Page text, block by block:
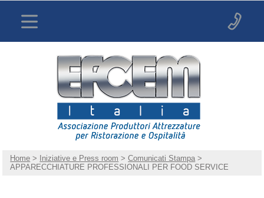
Home > Iniziative e Press room >Comunicati Stampa >
APPARECCHIATURE PROFESSIONALI PER FOOD SERVICE